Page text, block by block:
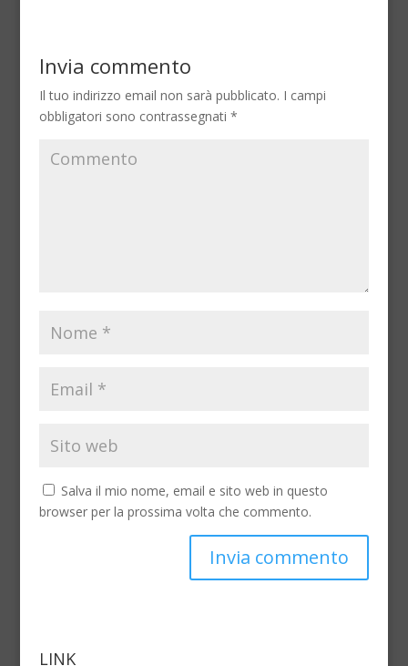
Invia commento
Il tuo indirizzo email non sarà pubblicato. I campi
obbligatori sono contrassegnati *
Salva il mio nome, email e sito web in questo
browser per la prossima volta che commento.
LINK